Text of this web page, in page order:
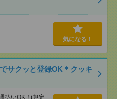
気になる！
サクッと登録OK＊クッキ
払いOK！(規定